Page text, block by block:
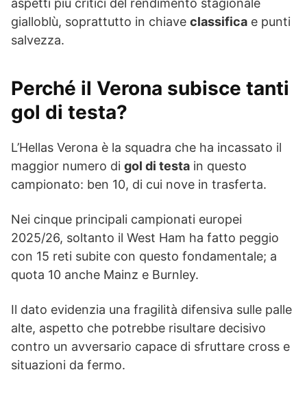
aspetti più critici del rendimento stagionale
gialloblù, soprattutto in chiave classifica e punti
salvezza.
Perché il Verona subisce tanti
gol di testa?
L’Hellas Verona è la squadra che ha incassato il
maggior numero di gol di testa in questo
campionato: ben 10, di cui nove in trasferta.
Nei cinque principali campionati europei
2025/26, soltanto il West Ham ha fatto peggio
con 15 reti subite con questo fondamentale; a
quota 10 anche Mainz e Burnley.
Il dato evidenzia una fragilità difensiva sulle palle
alte, aspetto che potrebbe risultare decisivo
contro un avversario capace di sfruttare cross e
situazioni da fermo.